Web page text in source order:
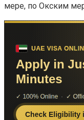
мере, по Окским